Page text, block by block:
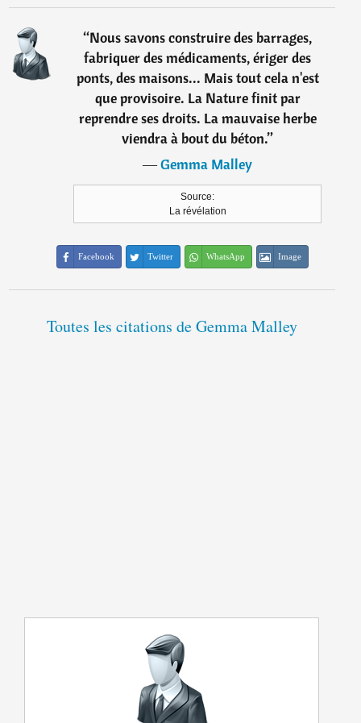
“Nous savons construire des barrages,
fabriquer des médicaments, ériger des
ponts, des maisons... Mais tout cela n'est
que provisoire. La Nature finit par
reprendre ses droits. La mauvaise herbe
viendra à bout du béton.”
―Gemma Malley
Source:
La révélation
Facebook Twitter WhatsApp Image
Toutes les citations de Gemma Malley